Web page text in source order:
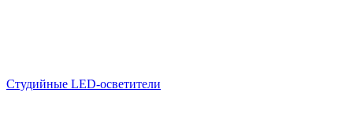
Студийные LED-осветители